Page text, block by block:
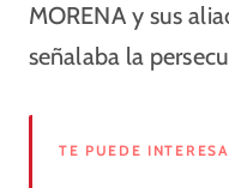
MORENA y sus
señalaba la
TE PUEDE